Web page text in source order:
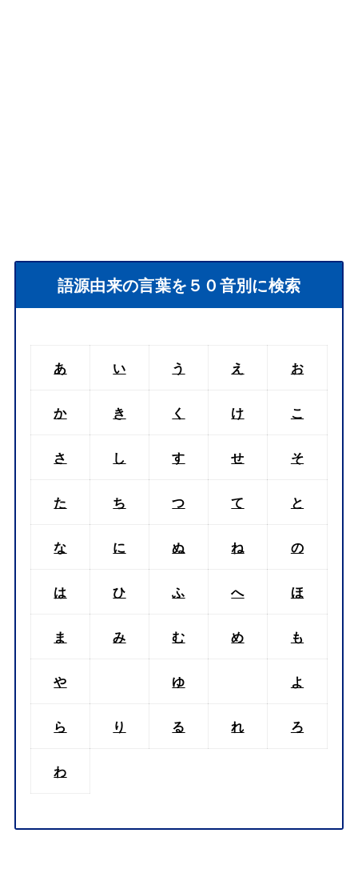
語源由来の言葉を５０音別に検索
あ い う え お
か き く け こ
さ し す せ そ
た ち つ て と
な に ぬ ね の
は ひ ふ へ ほ
ま み む め も
や ゆ よ
ら り る れ ろ
わ